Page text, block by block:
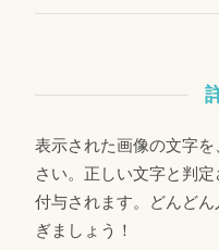
表示された画像の文字
さい。正しい文字と判
付与されます。どんど
ぎましょう！